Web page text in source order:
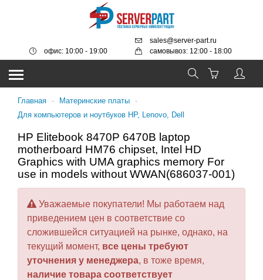
sales@server-part.ru
самовывоз: 12:00 - 18:00
офис: 10:00 - 19:00
Главная - Материнские платы -
Для компьютеров и ноутбуков HP, Lenovo, Dell
HP Elitebook 8470P 6470B laptop
motherboard HM76 chipset, Intel HD
Graphics with UMA graphics memory For
use in models without WWAN(686037-001)
Уважаемые покупатели! Мы работаем над
приведением цен в соответствие со
сложившейся ситуацией на рынке, однако, на
текущий момент, все цены требуют
уточнения у менеджера, в тоже время,
наличие товара соответствует